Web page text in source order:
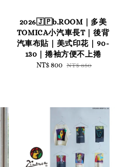
2026🇯🇵b.ROOM｜多美
TOMICA小汽車長T｜後背
汽車布貼｜美式印花｜90-
130｜捲袖方便不上捲
Sale
NT$ 800 Regular
NT$ 850